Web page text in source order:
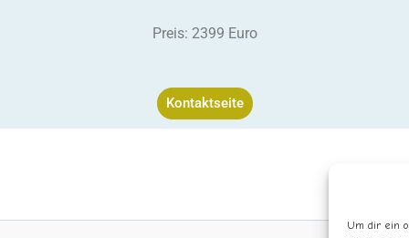
Um dir ein
Preis: 2399 Euro
Kontaktseite